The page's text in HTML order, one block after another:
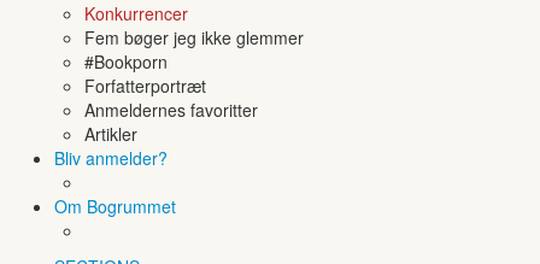
Konkurrencer
Fem bøger jeg ikke glemmer
#Bookporn
Forfatterportræt
Anmeldernes favoritter
Artikler
Bliv anmelder?
Om Bogrummet